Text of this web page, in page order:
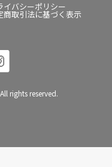
イバシーポリシー
商取引法に基づく表示
rights reserved.